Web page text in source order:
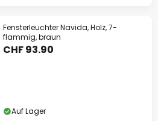
Fensterleuchter Navida, Holz, 7-
flammig, braun
CHF 93.90
Auf Lager